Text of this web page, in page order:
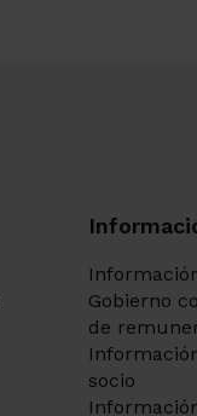
Gobierno
de
socio